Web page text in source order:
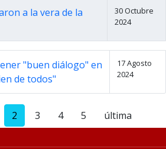
a la vera de la
30 Octubre
2024
"buen diálogo" en
de todos"
17 Agosto
2024
2 3 4 5 última